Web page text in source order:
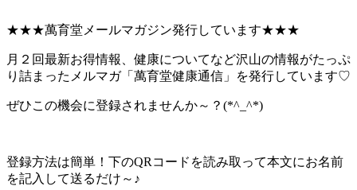
★★★萬育堂メールマガジン発行しています★★★
月２回最新お得情報、健康についてなど沢山の情報がたっぷ
り詰まったメルマガ「萬育堂健康通信」を発行しています♡
ぜひこの機会に登録されませんか～？(*^_^*)
登録方法は簡単！下のQRコードを読み取って本文にお名前
を記入して送るだけ～♪